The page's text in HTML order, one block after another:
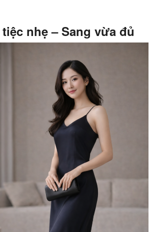
nhẹ – Sang vừa đủ